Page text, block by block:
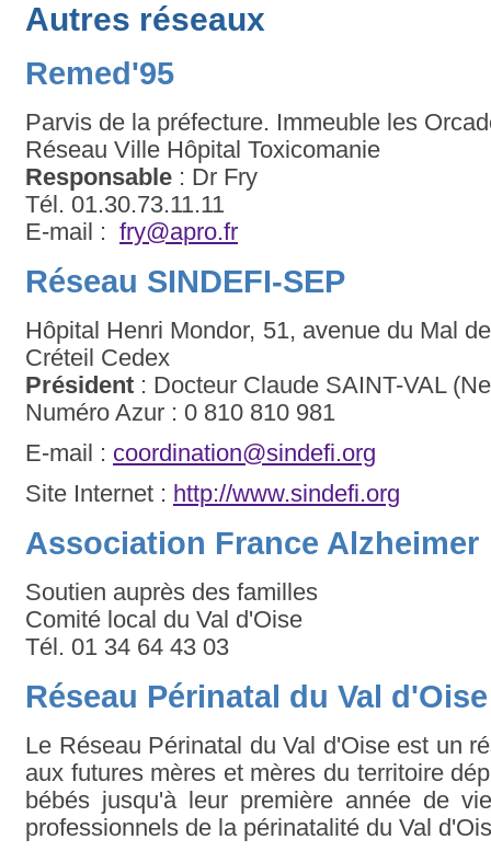
Autres réseaux
Remed'95
Parvis de la préfecture. Immeuble les
Réseau Ville Hôpital Toxicomanie
Responsable : Dr Fry
Tél. 01.30.73.11.11
E-mail : fry@apro.fr
Réseau SINDEFI-SEP
Hôpital Henri Mondor, 51, avenue du Mal
Créteil Cedex
Président : Docteur Claude SAINT-VAL
Numéro Azur : 0 810 810 981
E-mail : coordination@sindefi.org
Site Internet : http://www.sindefi.org
Association France Alzheimer
Soutien auprès des familles
Comité local du Val d'Oise
Tél. 01 34 64 43 03
Réseau Périnatal du Val
Le Réseau Périnatal du Val d'Oise est un
aux futures mères et mères du territoire
bébés jusqu'à leur première année de
professionnels de la périnatalité du Val